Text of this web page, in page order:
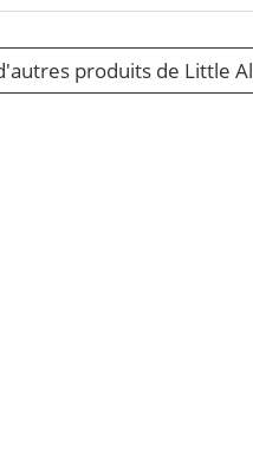
produits de Little